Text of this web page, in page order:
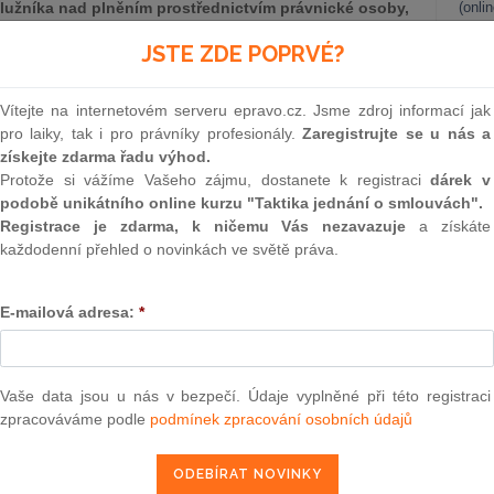
nad plněním prostřednictvím právnické osoby,
osob. Do úvah přitom vstupuje i korektiv
provedené z účtu společnosti s ručením omezeným
jednání dlužníka samotného, a tedy je napadnout
Senáty Vrchního soudu v Praze zaujaly k této otázce
přičítala takové platby dlužníkovi s ohledem na jeho
dlužníkovi finanční prostředky na základě smluv o
smlouvy uzavíral vlastním jménem a zpočátku byly peníze
objemem spravovaných prostředků však dlužník
v níž vystupoval jako jediný jednatel a společník. Tato
(investiční) činnost a její účet dlužník využíval
ve vztahu ke klientům (ať už šlo o přijímání vkladů,
osoba však i nadále vystupoval jako správce vkladů.
JSTE ZDE POPRVÉ?
Vítejte na internetovém serveru epravo.cz. Jsme zdroj informací jak
pro laiky, tak i pro právníky profesionály.Zaregistrujte se u nás a
získejte zdarma řadu výhod.
Protože si vážíme Vašeho zájmu, dostanete k registracidárek v
podobě unikátního online kurzu "Taktika jednání o smlouvách".
Registrace je zdarma, k ničemu Vás nezavazuje a získáte
každodenní přehled o novinkách ve světě práva.
E-mailová adresa: *
Vaše data jsou u nás v bezpečí. Údaje vyplněné při této registraci
zpracováváme podle podmínek zpracování osobních údajů